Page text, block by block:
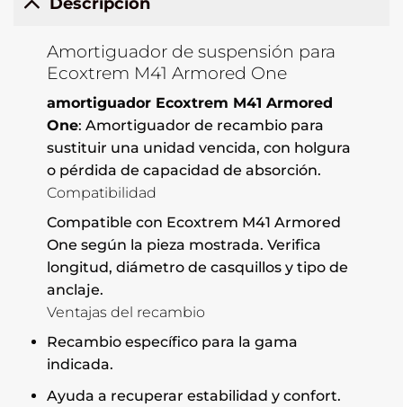
Amortiguador de suspensión para
Ecoxtrem M41 Armored One
amortiguador Ecoxtrem M41 Armored
One: Amortiguador de recambio para
sustituir una unidad vencida, con holgura
o pérdida de capacidad de absorción.
Compatibilidad
Compatible con Ecoxtrem M41 Armored
One según la pieza mostrada. Verifica
longitud, diámetro de casquillos y tipo de
anclaje.
Ventajas del recambio
Recambio específico para la gama
indicada.
Ayuda a recuperar estabilidad y confort.